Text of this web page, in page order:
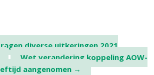
diverse uitkeringen 2021
Wet verandering koppeling AOW-
aangenomen →